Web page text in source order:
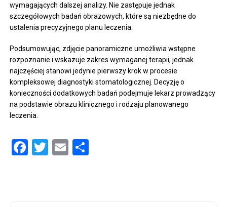
wymagających dalszej analizy. Nie zastępuje jednak
szczegółowych badań obrazowych, które są niezbędne do
ustalenia precyzyjnego planu leczenia.
Podsumowując, zdjęcie panoramiczne umożliwia wstępne
rozpoznanie i wskazuje zakres wymaganej terapii, jednak
najczęściej stanowi jedynie pierwszy krok w procesie
kompleksowej diagnostyki stomatologicznej. Decyzję o
konieczności dodatkowych badań podejmuje lekarz prowadzący
na podstawie obrazu klinicznego i rodzaju planowanego
leczenia.
Facebook
Twitter
Email